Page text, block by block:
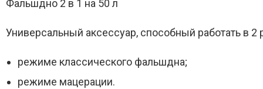
Фальшдно 2 в 1 на 50 л
Универсальный аксессуар, способный работать в 2
режиме классического фальшдна;
режиме мацерации.